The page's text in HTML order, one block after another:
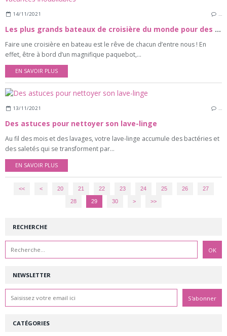
14/11/2021 …
Les plus grands bateaux de croisière du monde pour des vacances inoubliables
Faire une croisière en bateau est le rêve de chacun d’entre nous ! En
effet, être à bord d’un magnifique paquebot,...
EN SAVOIR PLUS
13/11/2021
Des astuces pour nettoyer son lave-linge
Au fil des mois et des lavages, votre lave-linge accumule des bactéries et
des saletés qui se transforment par...
EN SAVOIR PLUS
<< < 10
20 21 22 23 24 25 26 27
28 29 30 > >>
NEWSLETTER
RECHERCHE
CATÉGORIES